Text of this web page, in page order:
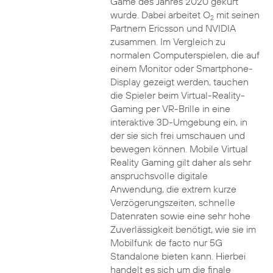
wurde. Dabei arbeitet O2mit seinen
Partnern Ericsson und NVIDIA
zusammen. Im Vergleich zu
normalen Computerspielen, die auf
einem Monitor oder Smartphone-
Display gezeigt werden, tauchen
die Spieler beim Virtual-Reality-
Gaming per VR-Brille in eine
interaktive 3D-Umgebung ein, in
der sie sich frei umschauen und
bewegen können. Mobile Virtual
Reality Gaming gilt daher als sehr
anspruchsvolle digitale
Anwendung, die extrem kurze
Verzögerungszeiten, schnelle
Datenraten sowie eine sehr hohe
Zuverlässigkeit benötigt, wie sie im
Mobilfunk de facto nur 5G
Standalone bieten kann. Hierbei
handelt es sich um die finale